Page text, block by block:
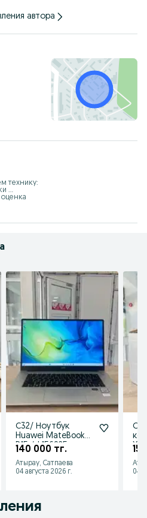
автора
технику:
...
оценка
С32/ Ноутбук
Huawei MateBook
D15 /sk156925
140 000 тг.
Атырау, Сатпаева
04 августа 2026 г.
15
04